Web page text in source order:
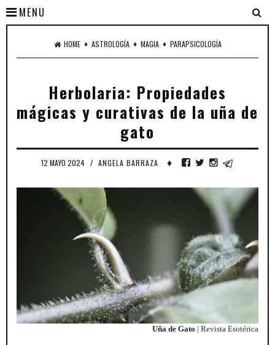
MENU
HOME ♦ ASTROLOGÍA ♦ MAGIA ♦ PARAPSICOLOGÍA
Herbolaria: Propiedades
mágicas y curativas de la uña de
gato
12 MAYO 2024 / ANGELA BARRAZA ♦
Uña de Gato | Revista Esotérica